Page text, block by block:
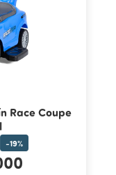
Race Coupe
-19%